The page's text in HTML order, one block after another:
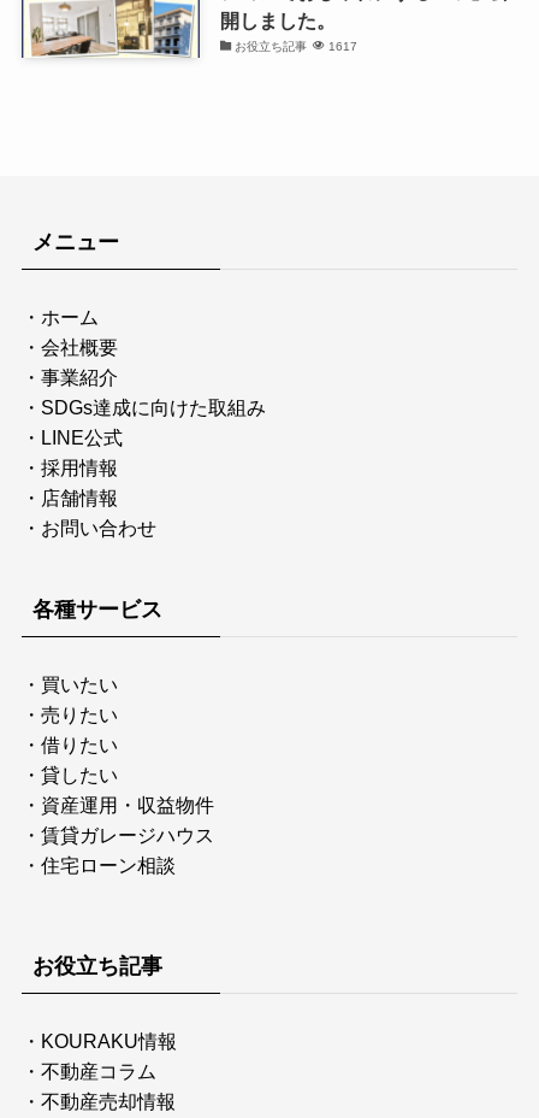
開しました。
お役立ち記事 1617
メニュー
・ ホーム
・ 会社概要
・ 事業紹介
・ SDGs達成に向けた取組み
・ LINE公式
・ 採用情報
・ 店舗情報
・ お問い合わせ
各種サービス
・ 買いたい
・ 売りたい
・ 借りたい
・ 貸したい
・ 資産運用・収益物件
・ 賃貸ガレージハウス
・ 住宅ローン相談
お役立ち記事
・ KOURAKU情報
・ 不動産コラム
・ 不動産売却情報